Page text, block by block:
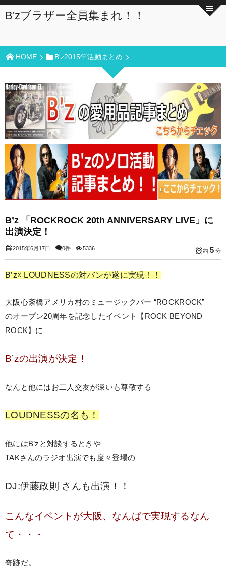
B'zブラザー全員集まれ！！
HOME B'z2015年活動まとめ
B’z 「ROCKROCK 20th ANNIVERSARY LIVE」に
出演決定！
2015年6月17日 0件 5336 約 5 分
B’z☓ LOUDNESSの対バンが遂に実現！！
大阪心斎橋アメリカ村のミュージックバー “ROCKROCK”
のオープン20周年を記念したイベント【ROCK BEYOND
ROCK】に
B’zの出演が決定！
なんと他にはお二人交友が深いも尊敬する
LOUDNESSの名も！
他にはB’zと対談するときや
TAKさんのラジオ出演でも度々登場の
DJ:伊藤政則 さんも出演！！
こんなイベントが大阪、なんばで実現するなん
て・・・
奇跡だ。